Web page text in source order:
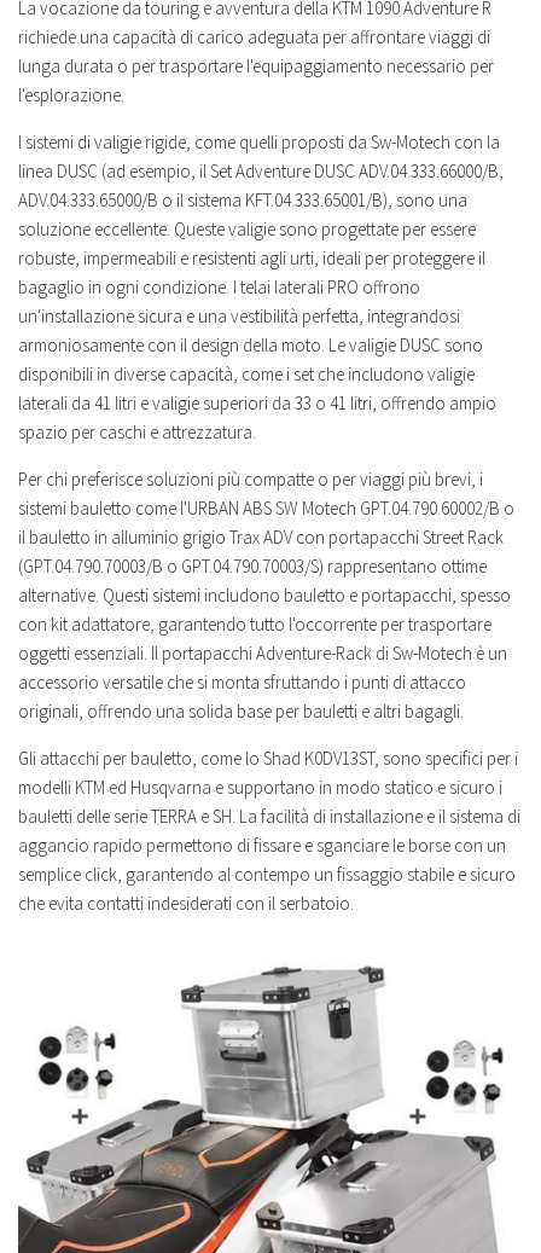
La vocazione da touring e avventura della KTM 1090 Adventure R
richiede una capacità di carico adeguata per affrontare viaggi di
lunga durata o per trasportare l'equipaggiamento necessario per
l'esplorazione.
I sistemi di valigie rigide, come quelli proposti da Sw-Motech con la
linea DUSC (ad esempio, il Set Adventure DUSC ADV.04.333.66000/B,
ADV.04.333.65000/B o il sistema KFT.04.333.65001/B), sono una
soluzione eccellente. Queste valigie sono progettate per essere
robuste, impermeabili e resistenti agli urti, ideali per proteggere il
bagaglio in ogni condizione. I telai laterali PRO offrono
un'installazione sicura e una vestibilità perfetta, integrandosi
armoniosamente con il design della moto. Le valigie DUSC sono
disponibili in diverse capacità, come i set che includono valigie
laterali da 41 litri e valigie superiori da 33 o 41 litri, offrendo ampio
spazio per caschi e attrezzatura.
Per chi preferisce soluzioni più compatte o per viaggi più brevi, i
sistemi bauletto come l'URBAN ABS SW Motech GPT.04.790.60002/B o
il bauletto in alluminio grigio Trax ADV con portapacchi Street Rack
(GPT.04.790.70003/B o GPT.04.790.70003/S) rappresentano ottime
alternative. Questi sistemi includono bauletto e portapacchi, spesso
con kit adattatore, garantendo tutto l'occorrente per trasportare
oggetti essenziali. Il portapacchi Adventure-Rack di Sw-Motech è un
accessorio versatile che si monta sfruttando i punti di attacco
originali, offrendo una solida base per bauletti e altri bagagli.
Gli attacchi per bauletto, come lo Shad K0DV13ST, sono specifici per i
modelli KTM ed Husqvarna e supportano in modo statico e sicuro i
bauletti delle serie TERRA e SH. La facilità di installazione e il sistema di
aggancio rapido permettono di fissare e sganciare le borse con un
semplice click, garantendo al contempo un fissaggio stabile e sicuro
che evita contatti indesiderati con il serbatoio.